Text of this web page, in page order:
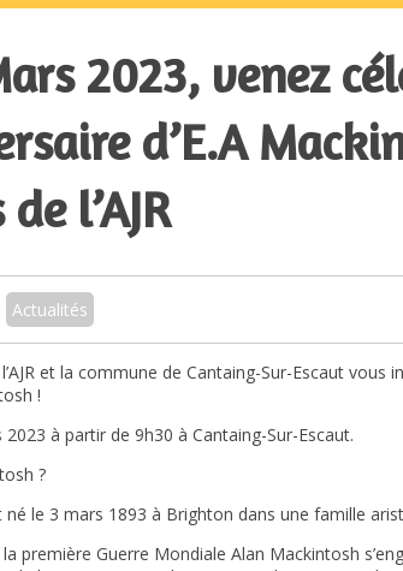
2023, venez
d’E.A
l’AJR
Actualités
l’AJR et la commune de Cantaing-Sur-Escaut
!
à partir de 9h30 à Cantaing-Sur-Escaut.
?
né le 3 mars 1893 à Brighton dans une famille
première Guerre Mondiale Alan Mackintosh